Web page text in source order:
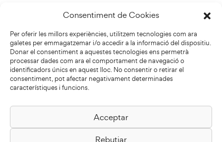
Consentiment de Cookies
Per oferir les millors experiències, utilitzem tecnologies com ara
galetes per emmagatzemar i/o accedir a la informació del dispositiu.
Donar el consentiment a aquestes tecnologies ens permetrà
processar dades com ara el comportament de navegació o
identificadors únics en aquest lloc. No consentir o retirar el
consentiment, pot afectar negativament determinades
característiques i funcions.
Acceptar
Rebutjar
Biblioteca Pilarin Bayés